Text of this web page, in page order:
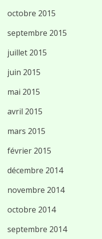
octobre 2015
septembre 2015
juillet 2015
juin 2015
mai 2015
avril 2015
mars 2015
février 2015
décembre 2014
novembre 2014
octobre 2014
septembre 2014